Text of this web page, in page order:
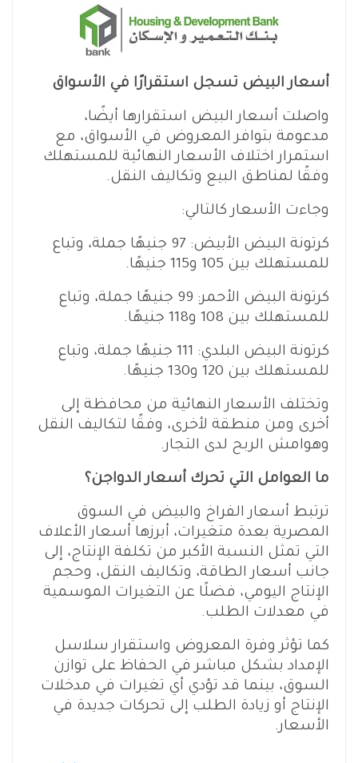
أسعار البيض تسجل استقرارًا في الأسواق
واصلت أسعار البيض استقرارها أيضًا،
مدعومة بتوافر المعروض في الأسواق، مع
استمرار اختلاف الأسعار النهائية للمستهلك
وفقًا لمناطق البيع وتكاليف النقل.
وجاءت الأسعار كالتالي:
كرتونة البيض الأبيض: 97 جنيهًا جملة، وتباع
للمستهلك بين 105 و115 جنيهًا.
كرتونة البيض الأحمر: 99 جنيهًا جملة، وتباع
للمستهلك بين 108 و118 جنيهًا.
كرتونة البيض البلدي: 111 جنيهًا جملة، وتباع
للمستهلك بين 120 و130 جنيهًا.
وتختلف الأسعار النهائية من محافظة إلى
أخرى ومن منطقة لأخرى، وفقًا لتكاليف النقل
وهوامش الربح لدى التجار.
ما العوامل التي تحرك أسعار الدواجن؟
ترتبط أسعار الفراخ والبيض في السوق
المصرية بعدة متغيرات، أبرزها أسعار الأعلاف
التي تمثل النسبة الأكبر من تكلفة الإنتاج، إلى
جانب أسعار الطاقة، وتكاليف النقل، وحجم
الإنتاج اليومي، فضلًا عن التغيرات الموسمية
في معدلات الطلب.
كما تؤثر وفرة المعروض واستقرار سلاسل
الإمداد بشكل مباشر في الحفاظ على توازن
السوق، بينما قد تؤدي أي تغيرات في مدخلات
الإنتاج أو زيادة الطلب إلى تحركات جديدة في
الأسعار.